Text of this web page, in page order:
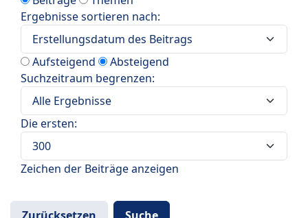
Ergebnisse sortieren nach:
Aufsteigend
Absteigend
Suchzeitraum begrenzen:
Die ersten:
Zeichen der Beiträge anzeigen